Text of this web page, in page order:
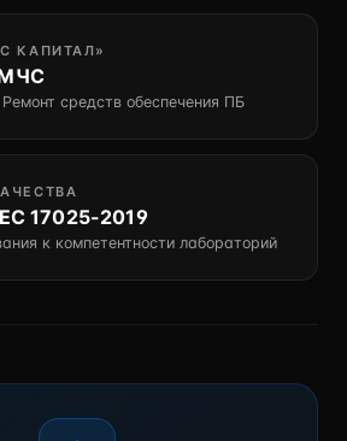
КАПИТАЛ»
МЧС
средств обеспечения ПБ
17025-2019
к компетентности лабораторий